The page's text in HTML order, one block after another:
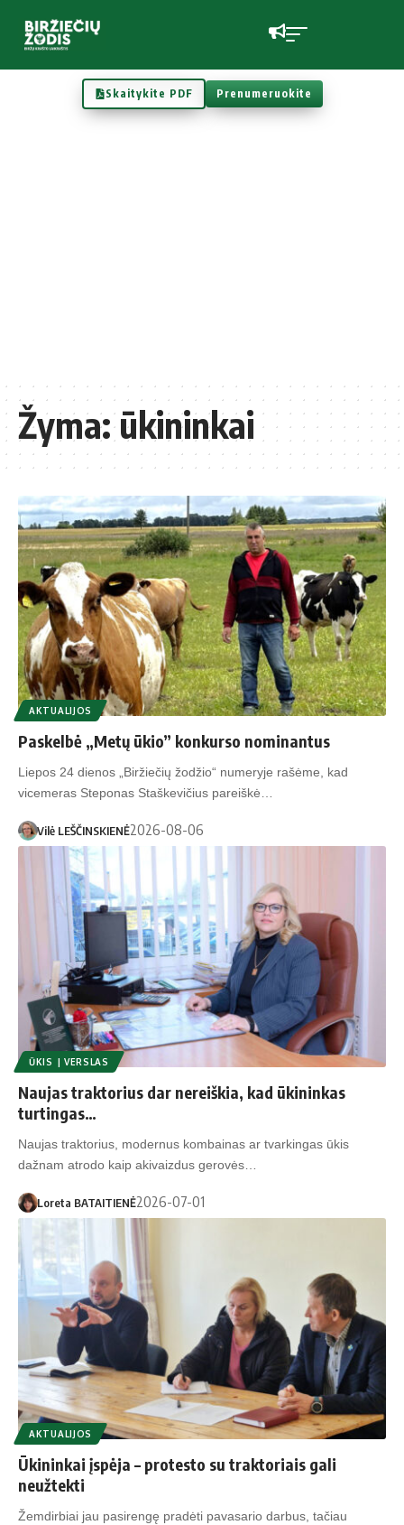
Skaitykite PDF Prenumeruokite
Žyma:ūkininkai
AKTUALIJOS
Paskelbė „Metų ūkio” konkurso nominantus
Liepos 24 dienos „Biržiečių žodžio“ numeryje rašėme, kad
vicemeras Steponas Staškevičius pareiškė…
Vilė LEŠČINSKIENĖ2026-08-06
ŪKIS | VERSLAS
Naujas traktorius dar nereiškia, kad ūkininkas
turtingas…
Naujas traktorius, modernus kombainas ar tvarkingas ūkis
dažnam atrodo kaip akivaizdus gerovės…
Loreta BATAITIENĖ2026-07-01
AKTUALIJOS
Ūkininkai įspėja – protesto su traktoriais gali
neužtekti
Žemdirbiai jau pasirengę pradėti pavasario darbus, tačiau